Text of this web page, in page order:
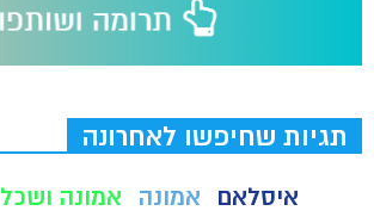
תגיות שחיפשו לאחרונה
איסלאם אמונה אמונה ושכל